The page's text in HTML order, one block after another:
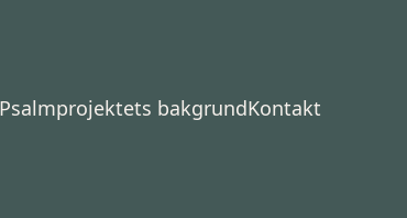
Psalmprojektets bakgrundKontakt